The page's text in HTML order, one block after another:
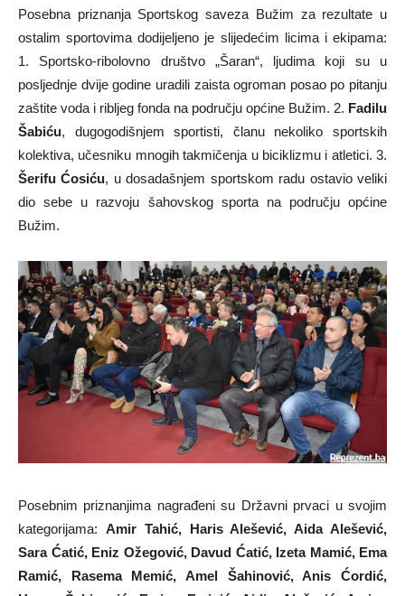
Posebna priznanja Sportskog saveza Bužim za rezultate u
ostalim sportovima dodijeljeno je slijedećim licima i ekipama:
1. Sportsko-ribolovno društvo „Šaran“, ljudima koji su u
posljednje dvije godine uradili zaista ogroman posao po pitanju
zaštite voda i ribljeg fonda na području općine Bužim. 2. Fadilu
Šabiću, dugogodišnjem sportisti, članu nekoliko sportskih
kolektiva, učesniku mnogih takmičenja u biciklizmu i atletici. 3.
Šerifu Ćosiću, u dosadašnjem sportskom radu ostavio veliki
dio sebe u razvoju šahovskog sporta na području općine
Bužim.
Posebnim priznanjima nagrađeni su Državni prvaci u svojim
kategorijama: Amir Tahić, Haris Alešević, Aida Alešević,
Sara Ćatić, Eniz Ožegović, Davud Ćatić, Izeta Mamić, Ema
Ramić, Rasema Memić, Amel Šahinović, Anis Ćordić,